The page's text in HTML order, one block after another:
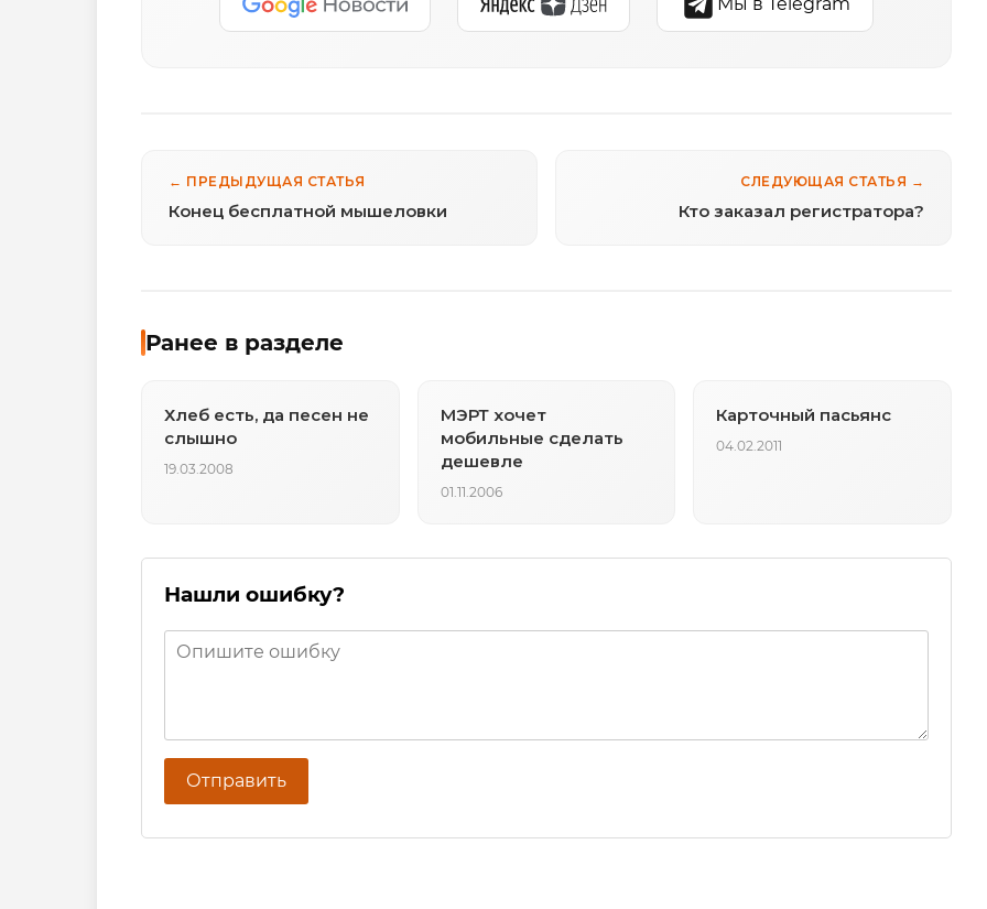
← ПРЕДЫДУЩАЯ СТАТЬЯ
Конец бесплатной мышеловки
СЛЕДУЮЩАЯ СТАТЬЯ →
Кто заказал регистратора?
Ранее в разделе
Хлеб есть, да песен не
слышно
19.03.2008
МЭРТ хочет
мобильные сделать
дешевле
01.11.2006
Карточный пасьянс
04.02.2011
Нашли ошибку?
Отправить